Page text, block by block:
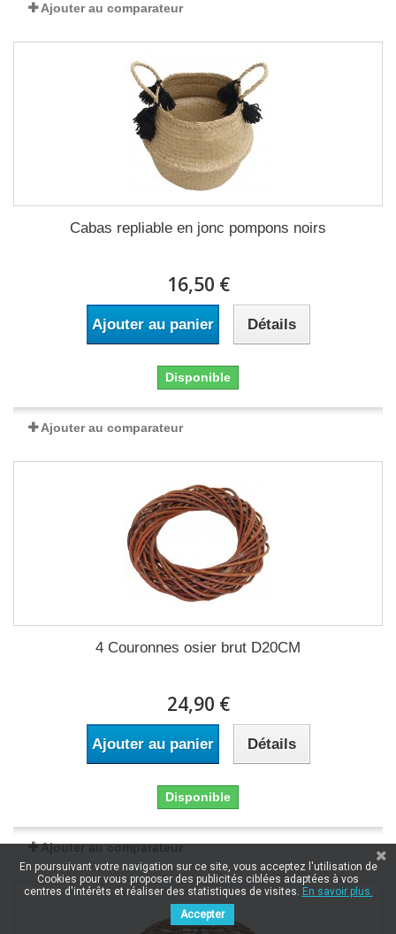
Ajouter au comparateur
Cabas repliable en jonc pompons noirs
16,50 €
Ajouter au panier Détails
Disponible
Ajouter au comparateur
4 Couronnes osier brut D20CM
24,90 €
Ajouter au panier Détails
Disponible
Ajouter au comparateur
En poursuivant votre navigation sur ce site, vous acceptez l'utilisation de
Cookies pour vous proposer des publicités ciblées adaptées à vos
centres d'intérêts et réaliser des statistiques de visites. En savoir plus.
Accepter